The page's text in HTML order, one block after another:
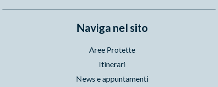
Naviga nel sito
Aree Protette
Itinerari
News e appuntamenti